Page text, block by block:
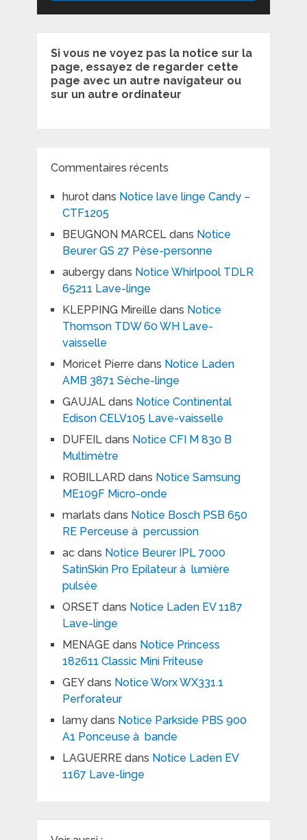
Si vous ne voyez pas la notice sur la
page, essayez de regarder cette
page avec un autre navigateur ou
sur un autre ordinateur
Commentaires récents
hurotdans Notice lave linge Candy –
CTF1205
BEUGNON MARCELdans Notice
Beurer GS 27 Pèse-personne
aubergydans Notice Whirlpool TDLR
65211 Lave-linge
KLEPPING Mireille dans Notice
Thomson TDW 60 WH Lave-
vaisselle
Moricet Pierre dans Notice Laden
AMB 3871 Sèche-linge
GAUJALdans Notice Continental
Edison CELV105 Lave-vaisselle
DUFEILdans Notice CFI M 830 B
Multimètre
ROBILLARD dans Notice Samsung
ME109F Micro-onde
marlats dans Notice Bosch PSB 650
RE Perceuse à percussion
acdans Notice Beurer IPL 7000
SatinSkin Pro Epilateur à lumière
pulsée
ORSET dans Notice Laden EV 1187
Lave-linge
MENAGEdans Notice Princess
182611 Classic Mini Friteuse
GEYdans Notice Worx WX331.1
Perforateur
lamydans Notice Parkside PBS 900
A1 Ponceuse à bande
LAGUERREdans Notice Laden EV
1167 Lave-linge